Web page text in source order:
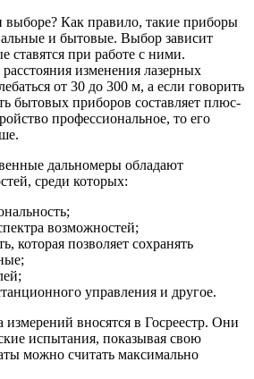
выборе? Как правило, такие приборы
и бытовые. Выбор зависит
ставятся при работе с ними.
изменения лазерных
от 30 до 300 м, а если говорить
бытовых приборов составляет плюс-
профессиональное, то его
дальномеры обладают
среди которых:
возможностей;
которая позволяет сохранять
управления и другое.
измерений вносятся в Госреестр. Они
испытания, показывая свою
можно считать максимально